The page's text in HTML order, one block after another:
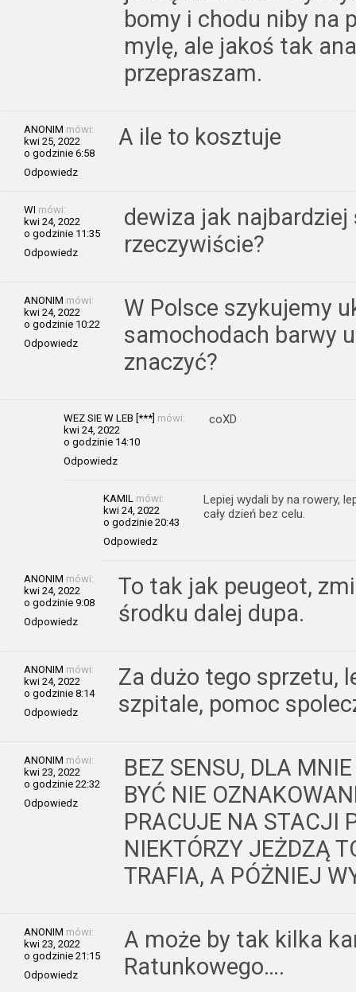
bomy i chodu niby na
mylę, ale jakoś tak
przepraszam.
ANONIM mówi:
kwi 25, 2022
o godzinie 6:58
Odpowiedz
A ile to kosztuje
WI mówi:
kwi 24, 2022
o godzinie 11:35
Odpowiedz
dewiza jak najbardziej
rzeczywiście?
ANONIM mówi:
kwi 24, 2022
o godzinie 10:22
Odpowiedz
W Polsce szykujemy
samochodach barwy
znaczyć?
WEZ SIE W LEB [***] mówi:
kwi 24, 2022
o godzinie 14:10
Odpowiedz
coXD
KAMIL mówi:
kwi 24, 2022
o godzinie 20:43
Odpowiedz
Lepiej wydali by na rowery,
cały dzień bez celu.
ANONIM mówi:
kwi 24, 2022
o godzinie 9:08
Odpowiedz
To tak jak peugeot,
środku dalej dupa.
ANONIM mówi:
kwi 24, 2022
o godzinie 8:14
Odpowiedz
Za dużo tego sprzetu,
szpitale, pomoc
ANONIM mówi:
kwi 23, 2022
o godzinie 22:32
Odpowiedz
BEZ SENSU, DLA
BYĆ NIE
PRACUJE NA STACJI
NIEKTÓRZY JEŻDZĄ
TRAFIA, A PÓŻNIEJ
ANONIM mówi:
kwi 23, 2022
o godzinie 21:15
Odpowiedz
A może by tak kilka
Ratunkowego….